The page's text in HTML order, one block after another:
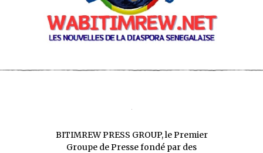
BITIMREW PRESS GROUP, le Premier
Groupe de Presse fondé par des